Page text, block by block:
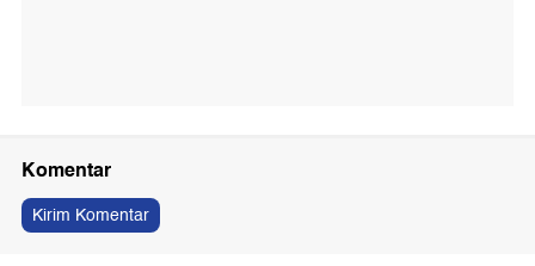
Komentar
Kirim Komentar